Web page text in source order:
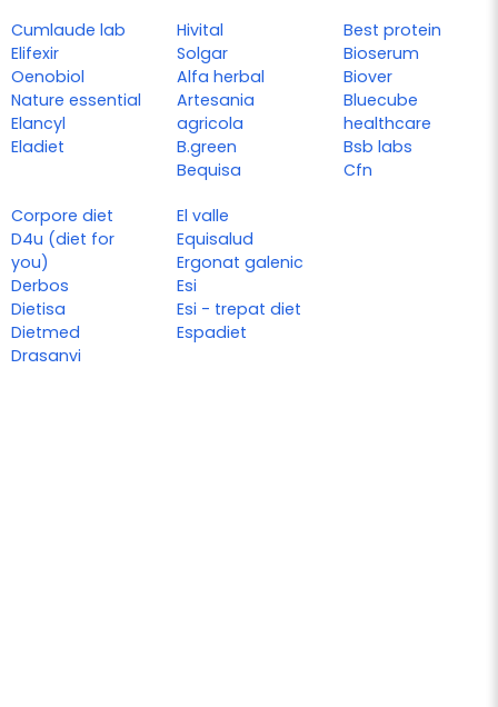
Cumlaude lab
Elifexir
Oenobiol
Nature essential
Elancyl
Eladiet
Hivital
Solgar
Alfa herbal
Artesania
agricola
B.green
Bequisa
Best protein
Bioserum
Biover
Bluecube
healthcare
Bsb labs
Cfn
Corpore diet
D4u (diet for
you)
Derbos
Dietisa
Dietmed
Drasanvi
El valle
Equisalud
Ergonat galenic
Esi
Esi - trepat diet
Espadiet